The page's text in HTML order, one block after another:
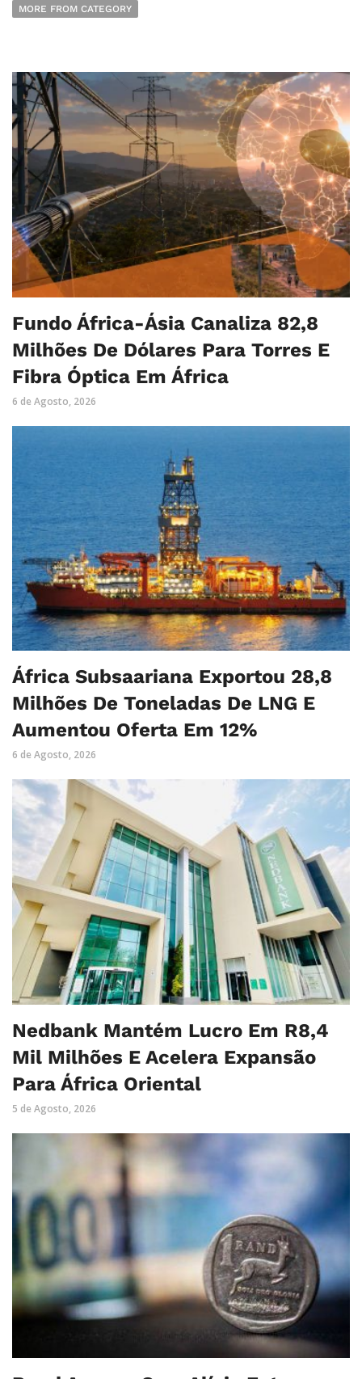
MORE FROM CATEGORY
Fundo África-Ásia Canaliza 82,8
Milhões De Dólares Para Torres E
Fibra Óptica Em África
6 de Agosto, 2026
África Subsaariana Exportou 28,8
Milhões De Toneladas De LNG E
Aumentou Oferta Em 12%
6 de Agosto, 2026
Nedbank Mantém Lucro Em R8,4
Mil Milhões E Acelera Expansão
Para África Oriental
5 de Agosto, 2026